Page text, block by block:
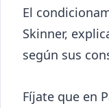
El
Skinner,
según sus
Fíjate que en